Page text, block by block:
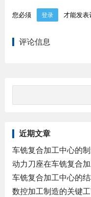
您必须 登录 才能发表
评论信息
近期文章
车铣复合加工中心的
动力刀座在车铣复合
车铣复合加工中心的
数控加工制造的关键